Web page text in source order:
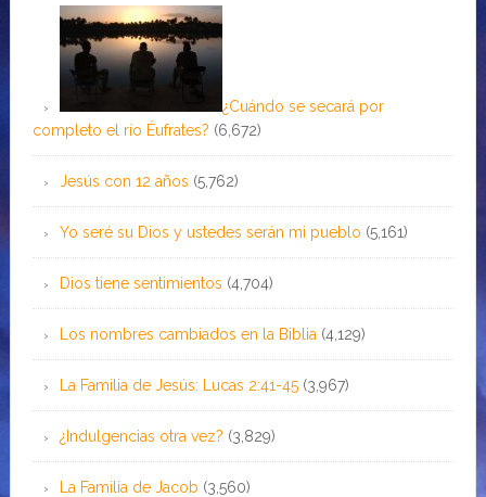
¿Cuándo se secará por
completo el río Éufrates? (6,672)
Jesús con 12 años (5,762)
Yo seré su Dios y ustedes serán mi pueblo (5,161)
Dios tiene sentimientos (4,704)
Los nombres cambiados en la Biblia (4,129)
La Familia de Jesús: Lucas 2:41-45 (3,967)
¿Indulgencias otra vez? (3,829)
La Familia de Jacob (3,560)